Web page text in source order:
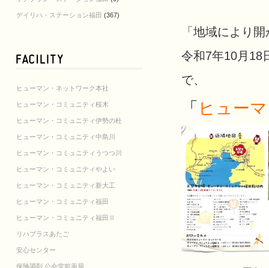
デイリハ・ステーション福田 (367)
ヒューマン・ネットワーク本社
ヒューマン・コミュニティ桜木
ヒューマン・コミュニティ伊勢の杜
ヒューマン・コミュニティ中島川
ヒューマン・コミュニティうつつ川
ヒューマン・コミュニティやよい
ヒューマン・コミュニティ新大工
ヒューマン・コミュニティ福田
ヒューマン・コミュニティ福田Ⅱ
リハプラスあたご
安心センター
保険調剤 公会堂前薬局
「地域により
令和7年10月18
で、
「 ヒュー